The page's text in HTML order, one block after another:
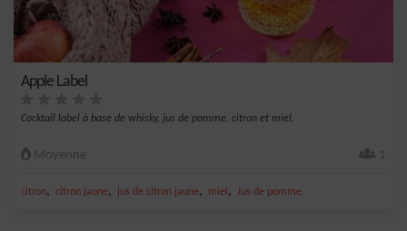
Apple Label
Cocktail label à base de whisky, jus de pomme, citron et miel.
Moyenne 1
citron, citron jaune, jus de citron jaune, miel , Jus de pomme